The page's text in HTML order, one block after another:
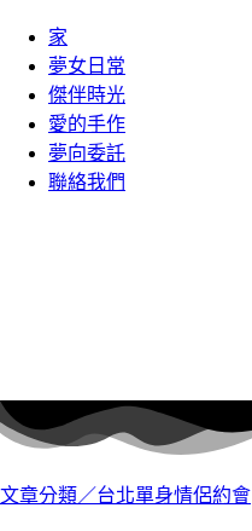
家
夢女日常
傑伴時光
愛的手作
夢向委託
聯絡我們
文章分類／台北單身情侶約會